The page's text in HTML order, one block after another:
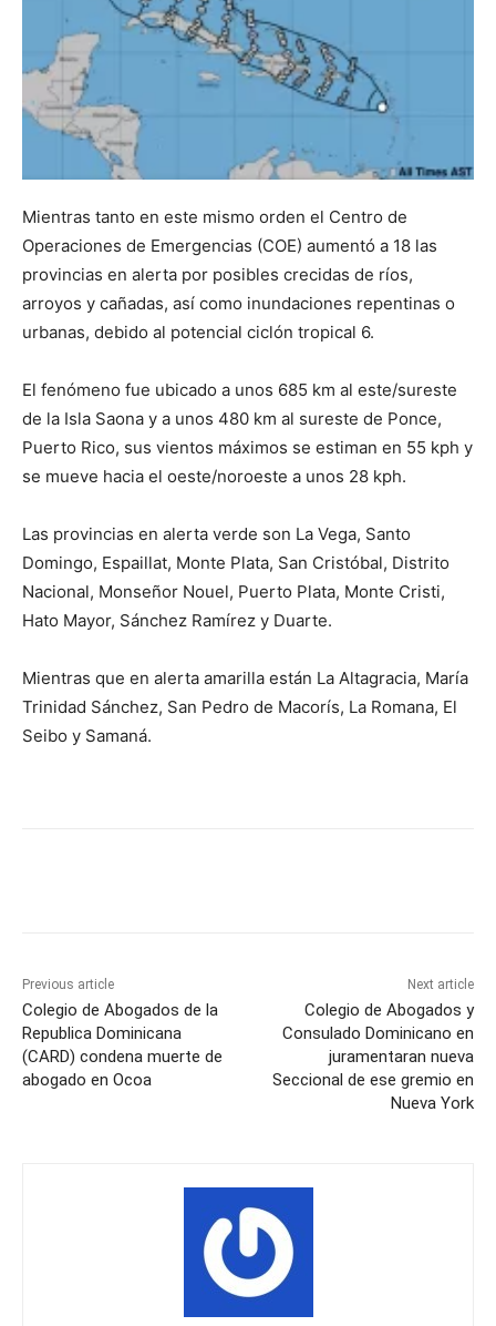
Mientras tanto en este mismo orden el Centro de
Operaciones de Emergencias (COE) aumentó a 18 las
provincias en alerta por posibles crecidas de ríos,
arroyos y cañadas, así como inundaciones repentinas o
urbanas, debido al potencial ciclón tropical 6.
El fenómeno fue ubicado a unos 685 km al este/sureste
de la Isla Saona y a unos 480 km al sureste de Ponce,
Puerto Rico, sus vientos máximos se estiman en 55 kph y
se mueve hacia el oeste/noroeste a unos 28 kph.
Las provincias en alerta verde son La Vega, Santo
Domingo, Espaillat, Monte Plata, San Cristóbal, Distrito
Nacional, Monseñor Nouel, Puerto Plata, Monte Cristi,
Hato Mayor, Sánchez Ramírez y Duarte.
Mientras que en alerta amarilla están La Altagracia, María
Trinidad Sánchez, San Pedro de Macorís, La Romana, El
Seibo y Samaná.
Previous article
Colegio de Abogados de la
Republica Dominicana
(CARD) condena muerte de
abogado en Ocoa
Next article
Colegio de Abogados y
Consulado Dominicano en
juramentaran nueva
Seccional de ese gremio en
Nueva York